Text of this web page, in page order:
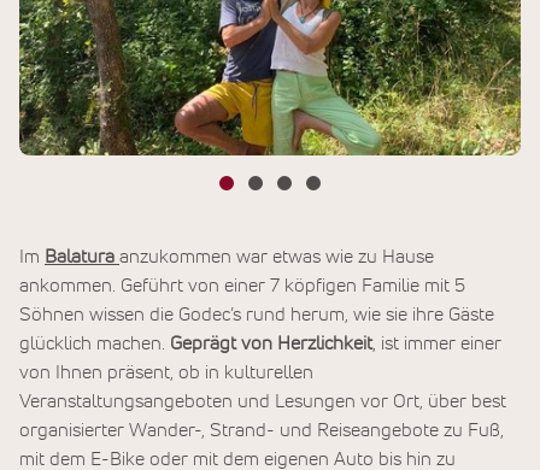
Im Balatura anzukommen war etwas wie zu Hause
ankommen. Geführt von einer 7 köpfigen Familie mit 5
Söhnen wissen die Godec’s rund herum, wie sie ihre Gäste
glücklich machen. Geprägt von Herzlichkeit, ist immer einer
von Ihnen präsent, ob in kulturellen
Veranstaltungsangeboten und Lesungen vor Ort, über best
organisierter Wander-, Strand- und Reiseangebote zu Fuß,
mit dem E-Bike oder mit dem eigenen Auto bis hin zu